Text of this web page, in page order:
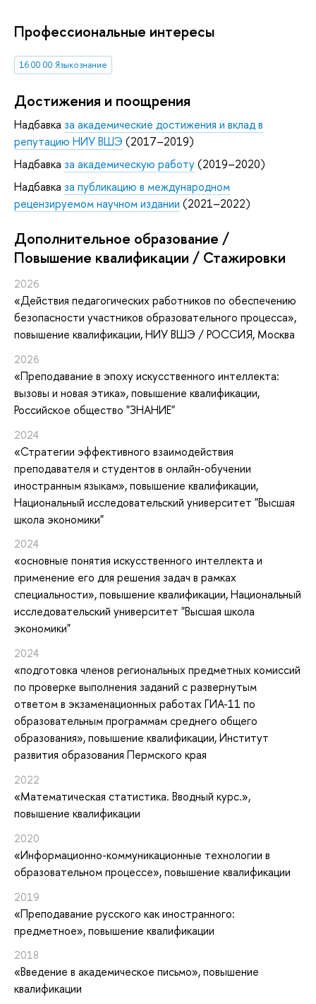
Профессиональные интересы
16.00.00 Языкознание
Достижения и поощрения
Надбавка за академические достижения и вклад в
репутацию НИУ ВШЭ (2017–2019)
Надбавка за академическую работу(2019–2020)
Надбавка за публикацию в международном
рецензируемом научном издании (2021–2022)
Дополнительное образование /
Повышение квалификации / Стажировки
2026
«Действия педагогических работников по обеспечению
безопасности участников образовательного процесса»,
повышение квалификации, НИУ ВШЭ / РОССИЯ, Москва
2026
«Преподавание в эпоху искусственного интеллекта:
вызовы и новая этика», повышение квалификации,
Российское общество "ЗНАНИЕ"
2024
«Стратегии эффективного взаимодействия
преподавателя и студентов в онлайн-обучении
иностранным языкам», повышение квалификации,
Национальный исследовательский университет "Высшая
школа экономики"
2024
«основные понятия искусственного интеллекта и
применение его для решения задач в рамках
специальности», повышение квалификации, Национальный
исследовательский университет "Высшая школа
экономики"
2024
«подготовка членов региональных предметных комиссий
по проверке выполнения заданий с развернутым
ответом в экзаменационных работах ГИА-11 по
образовательным программам среднего общего
образования», повышение квалификации, Институт
развития образования Пермского края
2022
«Математическая статистика. Вводный курс.»,
повышение квалификации
2020
«Информационно-коммуникационные технологии в
образовательном процессе», повышение квалификации
2019
«Преподавание русского как иностранного:
предметное», повышение квалификации
2018
«Введение в академическое письмо», повышение
квалификации